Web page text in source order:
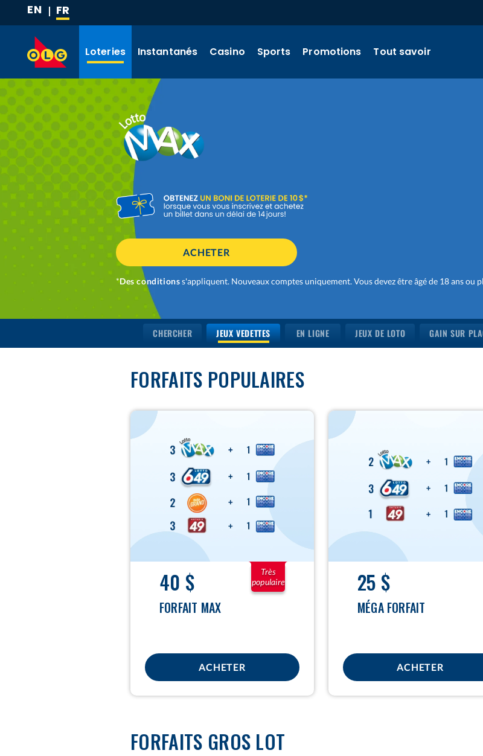
CONTENU
PRINCIPAL
EN FR
(LANGUE
Loteries Instantanés Casino Sports Promotions Tout savoir
ACHETER
*Des conditionss'appliquent. Nouveaux comptes uniquement. Vous devez être âgé de 18 ans ou
CHERCHER JEUX VEDETTES EN LIGNE JEUX DE LOTO GAIN SUR
FORFAITS POPULAIRES
40
Très
populaire
40 $
FORFAIT MAX
ACHETER
25
25 $
MÉGA FORFAIT
ACHETER
FORFAITS GROS LOT